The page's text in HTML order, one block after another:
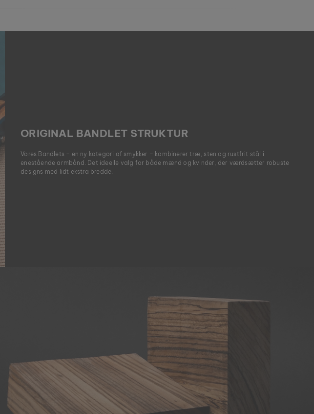
ORIGINAL BANDLET STRUKTUR
Vores Bandlets – en ny kategori af smykker – kombinerer træ, sten og rustfrit stål i
enestående armbånd. Det ideelle valg for både mænd og kvinder, der værdsætter robuste
designs med lidt ekstra bredde.